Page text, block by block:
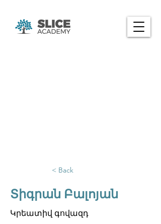
< Back
Տիգրան Բալոյան
Կրեատիվ գովազդ